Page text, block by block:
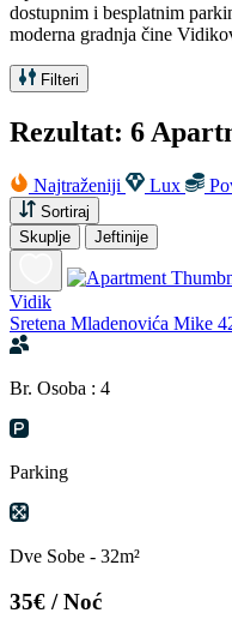
dostupnim i besplatnim
moderna gradnja čine
Filteri
Rezultat: 6
Najtraženiji Lux
Sortiraj
Skuplje
Jeftinije
Vidik
Sretena Mladenovića Mike
Br. Osoba : 4
Parking
Dve Sobe - 32m²
35€ / Noć